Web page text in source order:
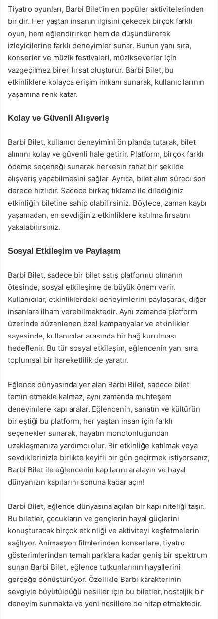
Tiyatro oyunları, Barbi Bilet’in en popüler aktivitelerinden
biridir. Her yaştan insanın ilgisini çekecek birçok farklı
oyun, hem eğlendirirken hem de düşündürerek
izleyicilerine farklı deneyimler sunar. Bunun yanı sıra,
konserler ve müzik festivaleri, müzikseverler için
vazgeçilmez birer fırsat oluşturur. Barbi Bilet, bu
etkinliklere kolayca erişim imkanı sunarak, kullanıcılarının
yaşamına renk katar.
Kolay ve Güvenli Alışveriş
Barbi Bilet, kullanıcı deneyimini ön planda tutarak, bilet
alımını kolay ve güvenli hale getirir. Platform, birçok farklı
ödeme seçeneği sunarak herkesin rahat bir şekilde
alışveriş yapabilmesini sağlar. Ayrıca, bilet alım süreci son
derece hızlıdır. Sadece birkaç tıklama ile dilediğiniz
etkinliğin biletine sahip olabilirsiniz. Böylece, zaman kaybı
yaşamadan, en sevdiğiniz etkinliklere katılma fırsatını
yakalabilirsiniz.
Sosyal Etkileşim ve Paylaşım
Barbi Bilet, sadece bir bilet satış platformu olmanın
ötesinde, sosyal etkileşime de büyük önem verir.
Kullanıcılar, etkinliklerdeki deneyimlerini paylaşarak, diğer
insanlara ilham verebilmektedir. Aynı zamanda platform
üzerinde düzenlenen özel kampanyalar ve etkinlikler
sayesinde, kullanıcılar arasında bir bağ kurulması
hedeflenir. Bu tür sosyal etkileşim, eğlencenin yanı sıra
toplumsal bir hareketlilik de yaratır.
Eğlence dünyasında yer alan Barbi Bilet, sadece bilet
temin etmekle kalmaz, aynı zamanda muhteşem
deneyimlere kapı aralar. Eğlencenin, sanatın ve kültürün
birleştiği bu platform, her yaştan insan için farklı
seçenekler sunarak, hayatın monotonluğundan
uzaklaşmanıza yardımcı olur. Bir etkinliğe katılmak veya
sevdiklerinizle birlikte keyifli bir gün geçirmek istiyorsanız,
Barbi Bilet ile eğlencenin kapılarını aralayın ve hayal
dünyanızın kapılarını sonuna kadar açın!
Barbi Bilet, eğlence dünyasına açılan bir kapı niteliği taşır.
Bu biletler, çocukların ve gençlerin hayal güçlerini
konuşturacak birçok etkinliği ve aktiviteyi keşfetmelerini
sağlıyor. Animasyon filmlerinden konserlere, tiyatro
gösterimlerinden temalı parklara kadar geniş bir spektrum
sunan Barbi Bilet, eğlence tutkunlarının hayallerini
gerçeğe dönüştürüyor. Özellikle Barbi karakterinin
sevgiyle büyütüldüğü nesiller için bu biletler, nostaljik bir
deneyim sunmakta ve yeni nesillere de hitap etmektedir.